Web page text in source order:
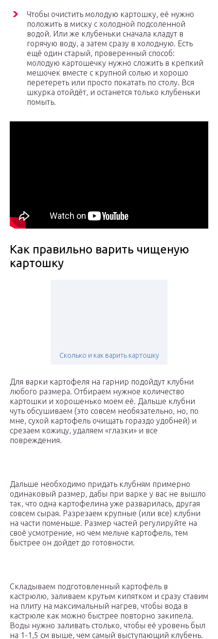
Чтобы очистить молодую картошку, её нужно
положить в миску с холодной подсоленной
водой. Или же клубеньки сначала кладут в
горячую воду, а затем сразу в холодную. Есть
ещё один старый, проверенный способ:
молодую картошечку нужно сложить в крепкий
мешочек вместе с крупной солью и хорошо
перетереть или просто покатать по столу. Вся
шкурка отойдёт, и останется только клубеньки
помыть.
Как правильно варить чищеную
картошку
Сколько и как варить картошку
Для варки картофеля на гарнир подойдут клубни
любого размера. Отбираем нужное количество
картошки и хорошенько моем её. Дальше клубни
чуть обсушиваем (это совсем необязательно, но, по
мне, сухой картофель очищать гораздо удобней) и
срезаем кожицу, удаляем «глазки» и все
повреждения.
Дальше необходимо придать клубням примерно
одинаковый размер, дабы при варке у вас не вышло
так, что одна картофелина уже разварилась, другая
совсем сырая. Разрезаем крупные (или все) клубни
на части поменьше. Размер частей регулируйте на
своё усмотрение, но чем мельче картофель, тем
быстрее он дойдет до готовности.
Складываем подготовленный картофель в
кастрюлю, заливаем крутым кипятком и сразу ставим
на плиту на максимальный нагрев, чтобы вода в
кастрюле как можно быстрее повторно закипела.
Воды нужно заливать столько, чтобы её уровень был
на 1-1,5 см выше, чем самый выступающий клубень.